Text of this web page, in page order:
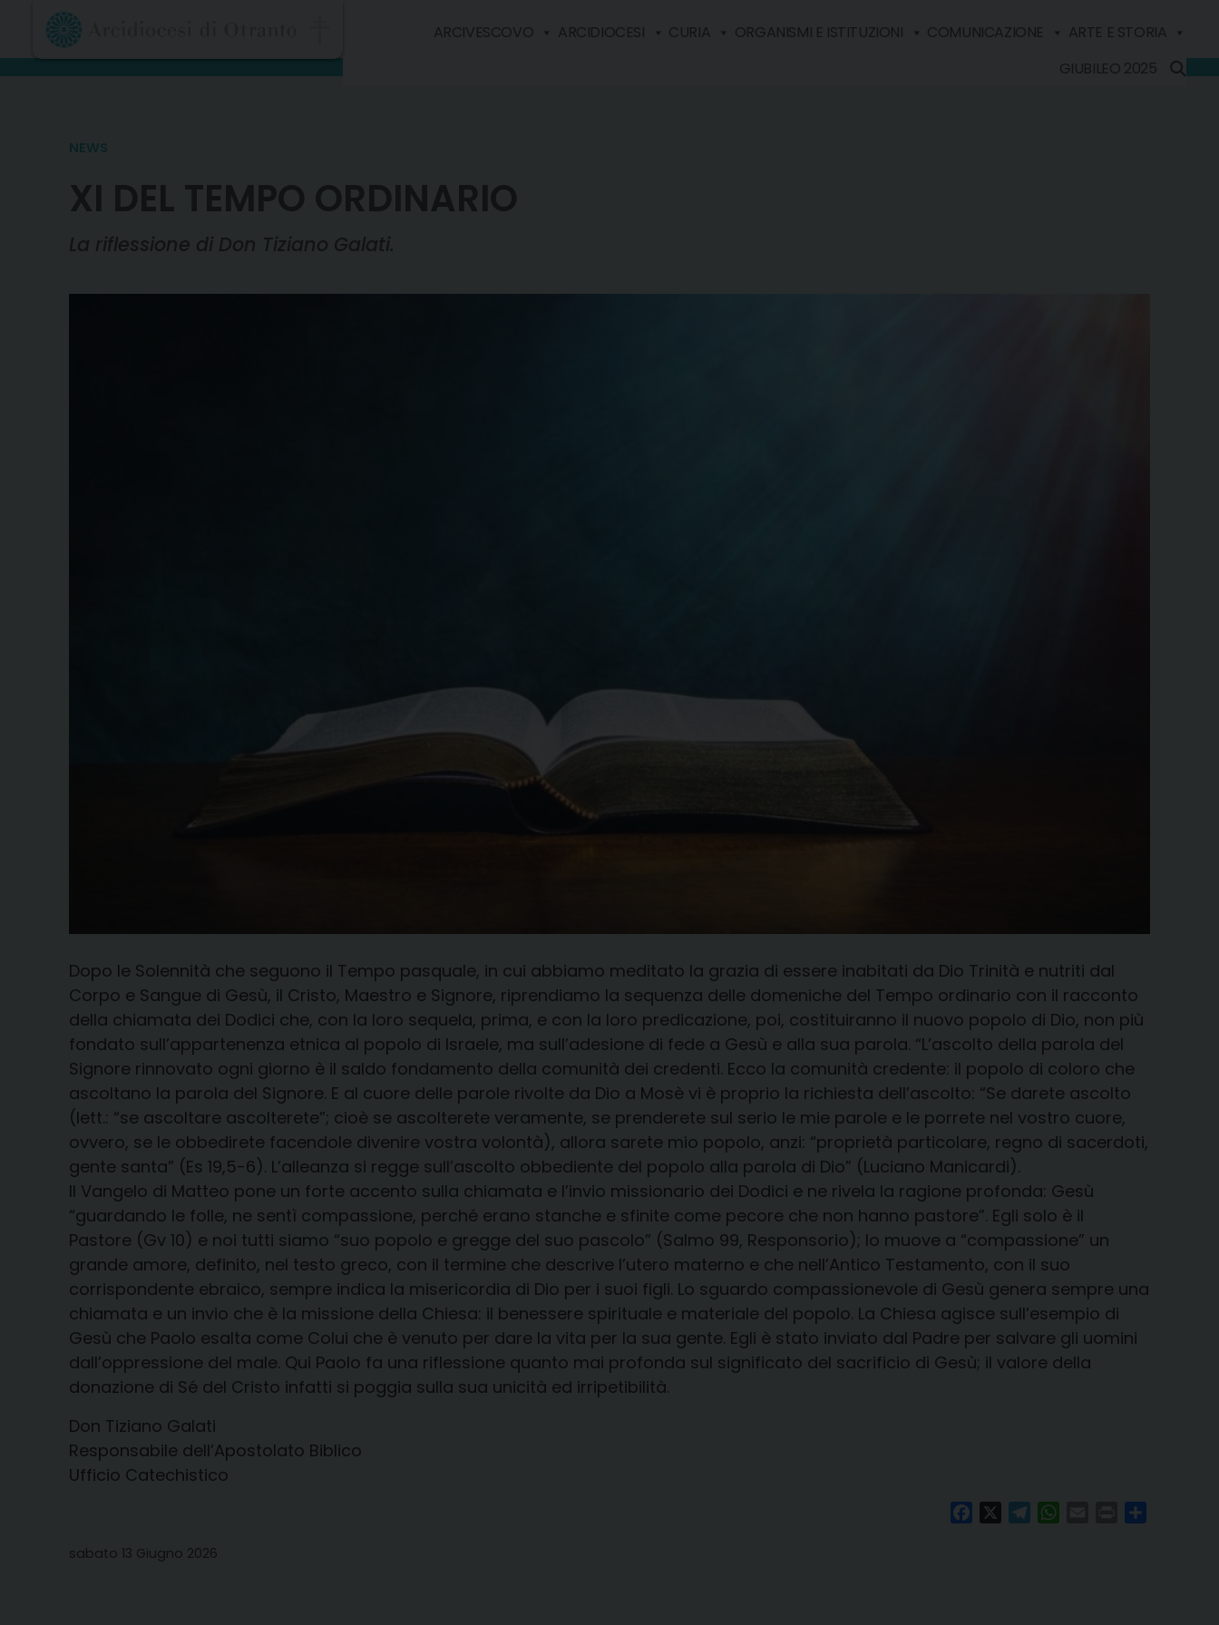
content
ARCIVESCOVO ARCIDIOCESI CURIA ORGANISMI E ISTITUZIONI COMUNICAZIONE
ARTE E STORIA
GIUBILEO 2025
NEWS
XI DEL TEMPO ORDINARIO
La riflessione di Don Tiziano Galati.
Dopo le Solennità che seguono il Tempo pasquale, in cui abbiamo meditato la grazia di essere inabitati da Dio Trinità e nutriti dal
Corpo e Sangue di Gesù, il Cristo, Maestro e Signore, riprendiamo la sequenza delle domeniche del Tempo ordinario con il racconto
della chiamata dei Dodici che, con la loro sequela, prima, e con la loro predicazione, poi, costituiranno il nuovo popolo di Dio, non più
fondato sull’appartenenza etnica al popolo di Israele, ma sull’adesione di fede a Gesù e alla sua parola. “L’ascolto della parola del
Signore rinnovato ogni giorno è il saldo fondamento della comunità dei credenti. Ecco la comunità credente: il popolo di coloro che
ascoltano la parola del Signore. E al cuore delle parole rivolte da Dio a Mosè vi è proprio la richiesta dell’ascolto: “Se darete ascolto
(lett.: “se ascoltare ascolterete”; cioè se ascolterete veramente, se prenderete sul serio le mie parole e le porrete nel vostro cuore,
ovvero, se le obbedirete facendole divenire vostra volontà), allora sarete mio popolo, anzi: “proprietà particolare, regno di sacerdoti,
gente santa” (Es 19,5-6). L’alleanza si regge sull’ascolto obbediente del popolo alla parola di Dio” (Luciano Manicardi).
Il Vangelo di Matteo pone un forte accento sulla chiamata e l’invio missionario dei Dodici e ne rivela la ragione profonda: Gesù
“guardando le folle, ne sentì compassione, perché erano stanche e sfinite come pecore che non hanno pastore”. Egli solo è il
Pastore (Gv 10) e noi tutti siamo “suo popolo e gregge del suo pascolo” (Salmo 99, Responsorio); lo muove a “compassione” un
grande amore, definito, nel testo greco, con il termine che descrive l’utero materno e che nell’Antico Testamento, con il suo
corrispondente ebraico, sempre indica la misericordia di Dio per i suoi figli. Lo sguardo compassionevole di Gesù genera sempre una
chiamata e un invio che è la missione della Chiesa: il benessere spirituale e materiale del popolo. La Chiesa agisce sull’esempio di
Gesù che Paolo esalta come Colui che è venuto per dare la vita per la sua gente. Egli è stato inviato dal Padre per salvare gli uomini
dall’oppressione del male. Qui Paolo fa una riflessione quanto mai profonda sul significato del sacrificio di Gesù; il valore della
donazione di Sé del Cristo infatti si poggia sulla sua unicità ed irripetibilità.
Don Tiziano Galati
Responsabile dell’Apostolato Biblico
Ufficio Catechistico
FacebookTelegramWhatsAppPrint
sabato 13 Giugno 2026